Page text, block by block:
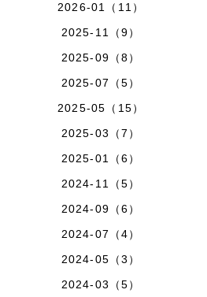
2026-01（11）
2025-11（9）
2025-09（8）
2025-07（5）
2025-05（15）
2025-03（7）
2025-01（6）
2024-11（5）
2024-09（6）
2024-07（4）
2024-05（3）
2024-03（5）